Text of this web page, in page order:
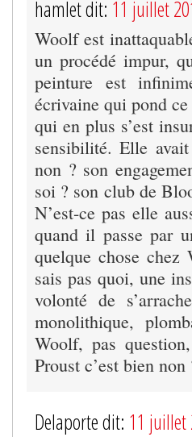
hamlet dit: 11 juillet
Woolf est
un procédé impur,
peinture est
écrivaine qui pond
qui en plus s’est
sensibilité. Elle
non ? son
soi ? son club de
N’est-ce pas elle
quand il passe par
quelque chose chez
sais pas quoi, une
volonté de
monolithique,
Woolf, pas
Proust c’est bien
Delaporte dit: 11 juillet